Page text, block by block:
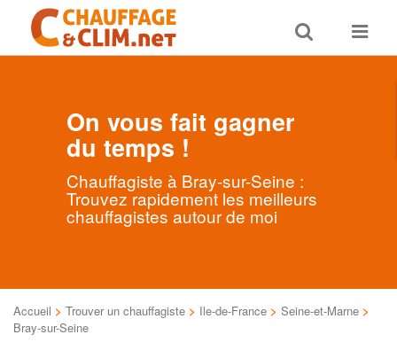
Toggle
search
Toggle
On vous fait gagner
du temps !
Chauffagiste à Bray-sur-Seine :
Trouvez rapidement les meilleurs
chauffagistes autour de moi
Accueil > Trouver un chauffagiste > Ile-de-France > Seine-et-Marne >
Bray-sur-Seine